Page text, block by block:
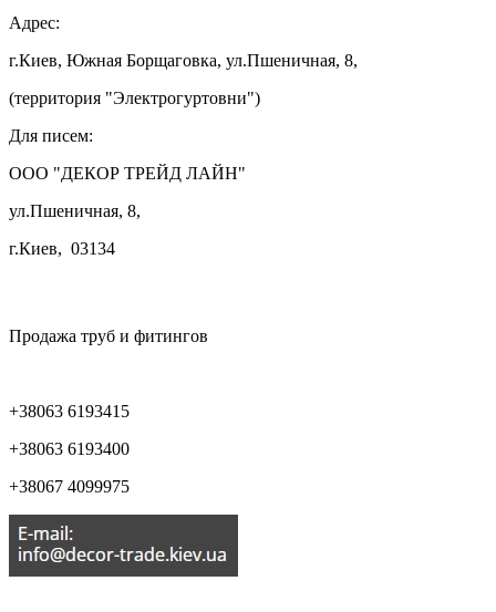
Адрес:
г.Киев, Южная Борщаговка, ул.Пшеничная, 8,
(территория "Электрогуртовни")
Для писем:
ООО "ДЕКОР ТРЕЙД ЛАЙН"
ул.Пшеничная, 8,
г.Киев, 03134
Продажа труб и фитингов
+38063 6193415
+38063 6193400
+38067 4099975